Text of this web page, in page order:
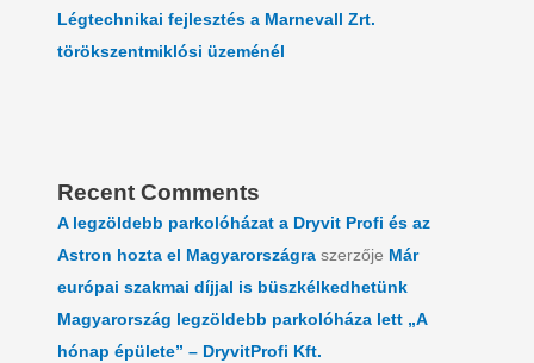
Légtechnikai fejlesztés a Marnevall Zrt.
törökszentmiklósi üzeménél
Recent Comments
A legzöldebb parkolóházat a Dryvit Profi és az
Astron hozta el Magyarországra szerzője Már
európai szakmai díjjal is büszkélkedhetünk
Magyarország legzöldebb parkolóháza lett „A
hónap épülete” – DryvitProfi Kft.